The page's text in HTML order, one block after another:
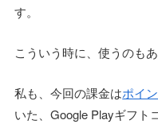
す。
こういう時に、使うのも
私も、今回の課金はポイ
いた、Google Playギフト